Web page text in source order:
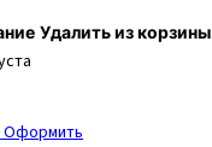
Удалить из корзины
Оформить